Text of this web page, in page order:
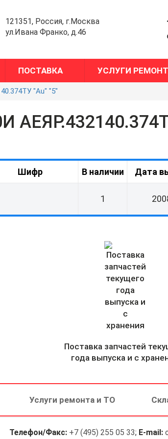
121351, Россия, г.Москва
ул.Ивана Франко, д.46
ПОСТАВКА УСЛУГИ
"Au" "5"
Шифр В наличии Дата
1
Поставка запчастей
года выпуска и с
Услуги ремонта и ТО
Телефон/Факс: +7 (495) 255 05 33; E-mail: